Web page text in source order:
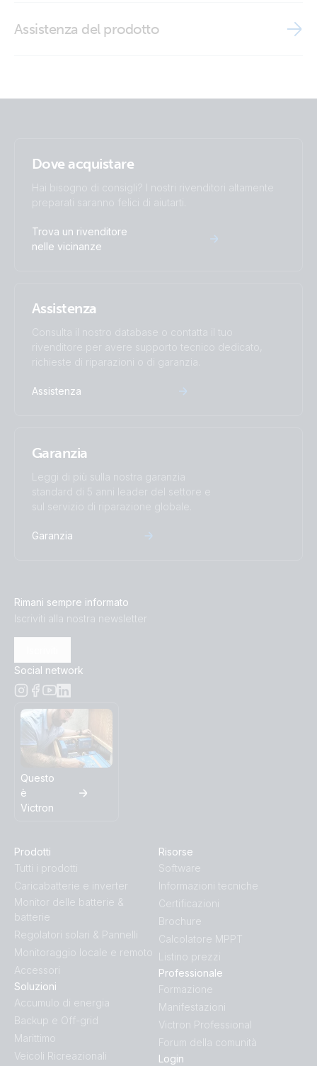
Stainless Steel Power Inlet with cover (front open)
Assistenza del prodotto
Dove acquistare
Hai bisogno di consigli? I nostri rivenditori altamente
preparati saranno felici di aiutarti.
Trova un rivenditore
nelle vicinanze
Assistenza
Consulta il nostro database o contatta il tuo
rivenditore per avere supporto tecnico dedicato,
richieste di riparazioni o di garanzia.
Assistenza
Garanzia
Leggi di più sulla nostra garanzia
standard di 5 anni leader del settore e
sul servizio di riparazione globale.
Garanzia
Rimani sempre informato
Iscriviti alla nostra newsletter
Social network
Questo
è
Victron
Prodotti
Tutti i prodotti
Caricabatterie e inverter
Monitor delle batterie &
batterie
Regolatori solari & Pannelli
Monitoraggio locale e remoto
Accessori
Soluzioni
Accumulo di energia
Backup e Off-grid
Marittimo
Veicoli Ricreazionali
Risorse
Software
Informazioni tecniche
Certificazioni
Brochure
Calcolatore MPPT
Listino prezzi
Professionale
Formazione
Manifestazioni
Victron Professional
Forum della comunità
Login